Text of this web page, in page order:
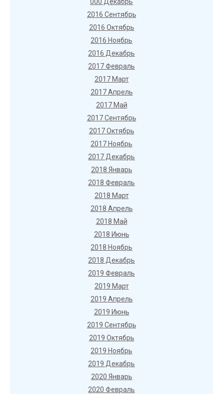
2016 Сентябрь
2016 Октябрь
2016 Ноябрь
2016 Декабрь
2017 Февраль
2017 Март
2017 Апрель
2017 Май
2017 Сентябрь
2017 Октябрь
2017 Ноябрь
2017 Декабрь
2018 Январь
2018 Февраль
2018 Март
2018 Апрель
2018 Май
2018 Июнь
2018 Ноябрь
2018 Декабрь
2019 Февраль
2019 Март
2019 Апрель
2019 Июнь
2019 Сентябрь
2019 Октябрь
2019 Ноябрь
2019 Декабрь
2020 Январь
2020 Февраль